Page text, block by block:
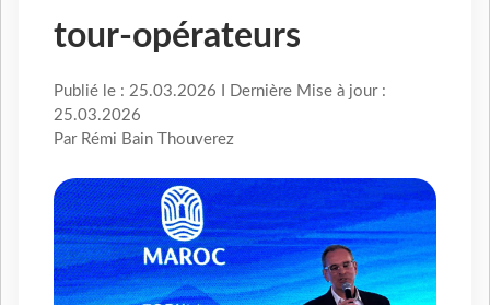
tour-opérateurs
Publié le : 25.03.2026 I Dernière Mise à jour :
25.03.2026
Par Rémi Bain Thouverez